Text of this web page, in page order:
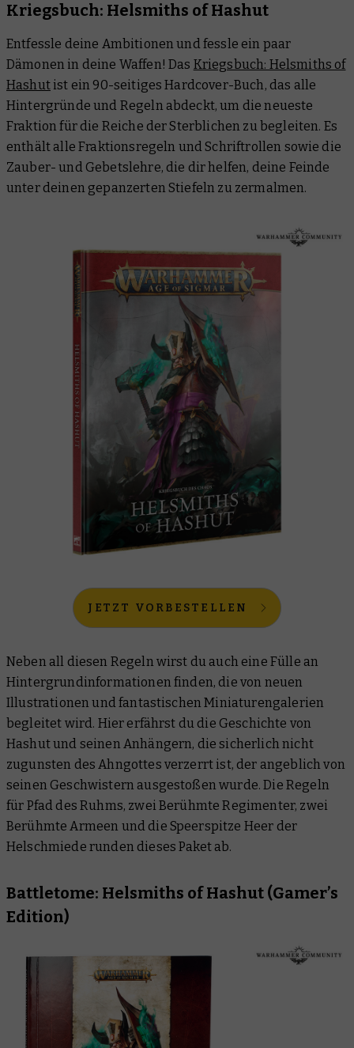
Kriegsbuch: Helsmiths of Hashut
Entfessle deine Ambitionen und fessle ein paar
Dämonen in deine Waffen! Das Kriegsbuch: Helsmiths of
Hashutist ein 90-seitiges Hardcover-Buch, das alle
Hintergründe und Regeln abdeckt, um die neueste
Fraktion für die Reiche der Sterblichen zu begleiten. Es
enthält alle Fraktionsregeln und Schriftrollen sowie die
Zauber- und Gebetslehre, die dir helfen, deine Feinde
unter deinen gepanzerten Stiefeln zu zermalmen.
JETZT VORBESTELLEN
Neben all diesen Regeln wirst du auch eine Fülle an
Hintergrundinformationen finden, die von neuen
Illustrationen und fantastischen Miniaturengalerien
begleitet wird. Hier erfährst du die Geschichte von
Hashut und seinen Anhängern, die sicherlich nicht
zugunsten des Ahngottes verzerrt ist, der angeblichvon
seinen Geschwistern ausgestoßen wurde. Die Regeln
für Pfad des Ruhms, zwei Berühmte Regimenter, zwei
Berühmte Armeen und die Speerspitze Heer der
Helschmiede runden dieses Paket ab.
Battletome: Helsmiths of Hashut (Gamer’s
Edition)